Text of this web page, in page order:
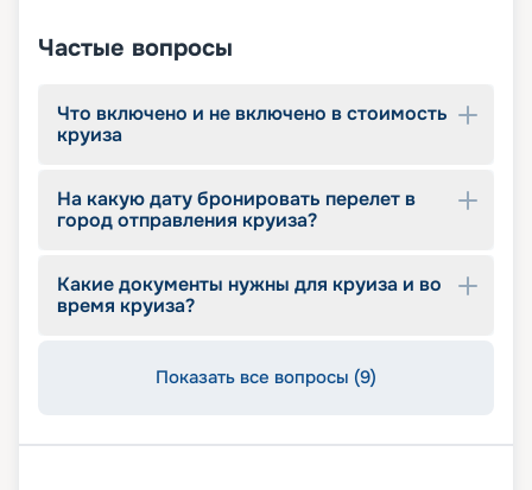
Частые вопросы
Что включено и не включено в стоимость
круиза
На какую дату бронировать перелет в
город отправления круиза?
Какие документы нужны для круиза и во
время круиза?
Показать все вопросы (9)